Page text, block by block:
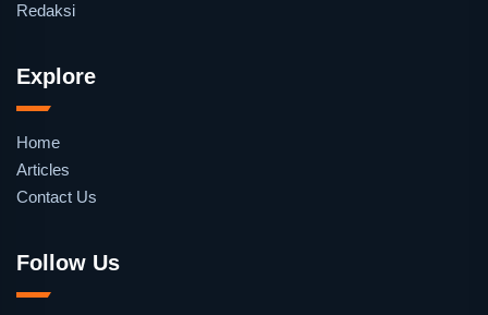
Redaksi
Explore
Home
Articles
Contact Us
Follow Us